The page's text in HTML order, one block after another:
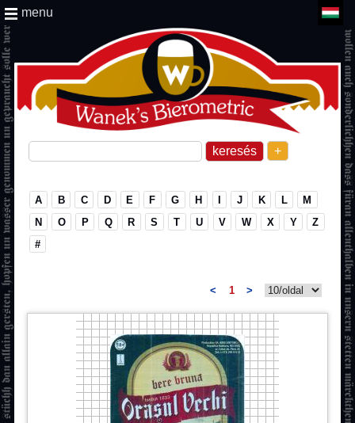
+
menu
A B C D E F G H I J K L
M
N
O P Q R S T U V W X Y
Z
#
< 1 >